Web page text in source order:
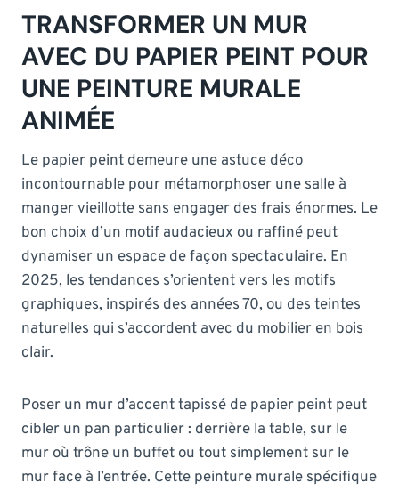
TRANSFORMER UN MUR
AVEC DU PAPIER PEINT POUR
UNE PEINTURE MURALE
ANIMÉE
Le papier peint demeure une astuce déco
incontournable pour métamorphoser une salle à
manger vieillotte sans engager des frais énormes. Le
bon choix d’un motif audacieux ou raffiné peut
dynamiser un espace de façon spectaculaire. En
2025, les tendances s’orientent vers les motifs
graphiques, inspirés des années 70, ou des teintes
naturelles qui s’accordent avec du mobilier en bois
clair.
Poser un mur d’accent tapissé de papier peint peut
cibler un pan particulier : derrière la table, sur le
mur où trône un buffet ou tout simplement sur le
mur face à l’entrée. Cette peinture murale spécifique